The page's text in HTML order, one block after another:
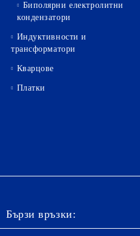
Биполярни електролитни
кондензатори
Индуктивности и
трансформатори
Кварцове
Платки
Бързи връзки: